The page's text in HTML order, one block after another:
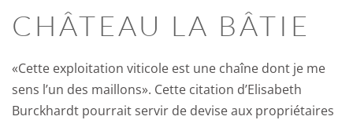
CHÂTEAU LA BÂTIE
«Cette exploitation viticole est une chaîne dont je me
sens l’un des maillons». Cette citation d’Elisabeth
Burckhardt pourrait servir de devise aux propriétaires